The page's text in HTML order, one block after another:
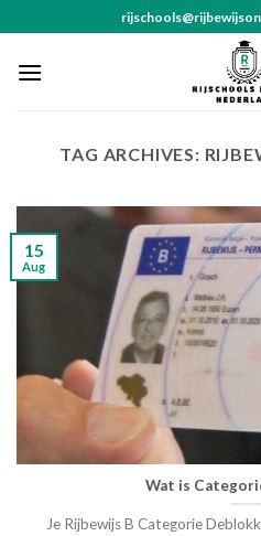
to
content
TAG ARCHIVES:
Wat is
Je Rijbewijs B Categorie
15
Aug